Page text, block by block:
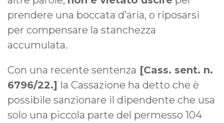
prendere una boccata d’aria, o riposarsi
per compensare la stanchezza
accumulata.
Con una recente sentenza [Cass. sent. n.
6796/22.] la Cassazione ha detto che è
possibile sanzionare il dipendente che usa
solo una piccola parte del permesso 104